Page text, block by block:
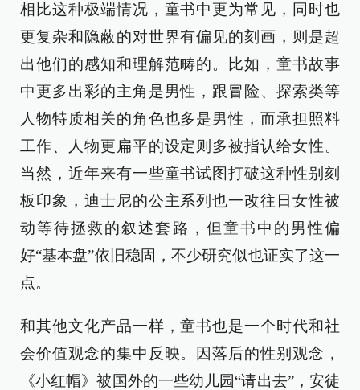
相比这种极端情况，童书中更为常见，同时也
更复杂和隐蔽的对世界有偏见的刻画，则是超
出他们的感知和理解范畴的。比如，童书故事
中更多出彩的主角是男性，跟冒险、探索类等
人物特质相关的角色也多是男性，而承担照料
工作、人物更扁平的设定则多被指认给女性。
当然，近年来有一些童书试图打破这种性别刻
板印象，迪士尼的公主系列也一改往日女性被
动等待拯救的叙述套路，但童书中的男性偏
好“基本盘”依旧稳固，不少研究似也证实了这一
点。
和其他文化产品一样，童书也是一个时代和社
会价值观念的集中反映。因落后的性别观念，
《小红帽》被国外的一些幼儿园“请出去”，安徒